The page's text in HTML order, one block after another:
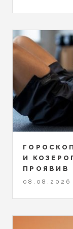
И
ПРОЯВИВ
08.08.2026